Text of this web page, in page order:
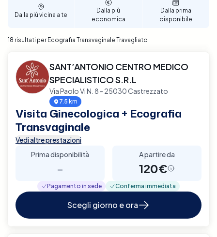
veloce. Prenota ora un'Ecografia Transvaginale a
Travagliato con Elty e prenditi cura della tua salute
Dalla più vicina a te
Dalla più
economica
Dalla prima
disponibile
18 risultati per Ecografia Transvaginale Travagliato
SANT’ANTONIO CENTRO MEDICO
SPECIALISTICO S.R.L
Via Paolo Vi N. 8 - 25030 Castrezzato
7.5 km
Visita Ginecologica + Ecografia
Transvaginale
Vedi altre prestazioni
Prima disponibilità
-
A partire da
120€
Pagamento in sede Conferma immediata
Scegli giorno e ora